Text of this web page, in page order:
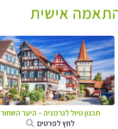
בהתאמה אישית
תכנון טיול לגרמניה – היער השחור
לחץ לפרטים